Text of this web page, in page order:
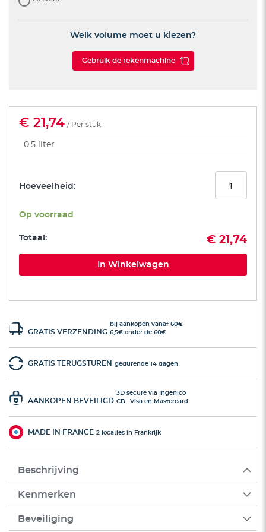
Welk volume moet u kiezen?
Gebruik de rekenmachine
€ 21,74 / Per stuk
0.5 liter
Hoeveelheid:
Op voorraad
Totaal: € 21,74
In Winkelwagen
GRATIS VERZENDING
bij aankopen vanaf 60€
6,5€ onder de 60€
GRATIS TERUGSTUREN gedurende 14 dagen
AANKOPEN BEVEILIGD
3D secure via Ingenico
CB : Visa en Mastercard
MADE IN FRANCE 2 locaties in Frankrijk
Beschrijving
Kenmerken
Beveiliging